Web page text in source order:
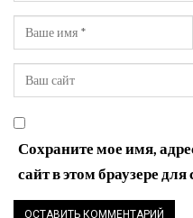
Сохраните мое имя,
сайт в этом браузере